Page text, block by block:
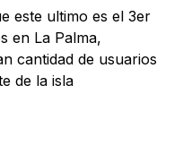
este ultimo es el 3er
en La Palma,
cantidad de usuarios
de la isla